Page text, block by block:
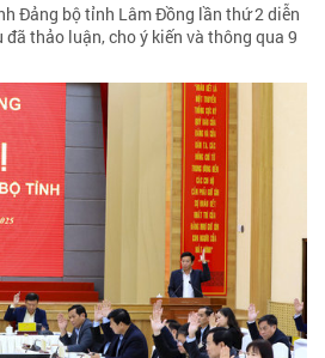
Đảng bộ tỉnh Lâm Đồng lần thứ 2 diễn
thảo luận, cho ý kiến và thông qua 9